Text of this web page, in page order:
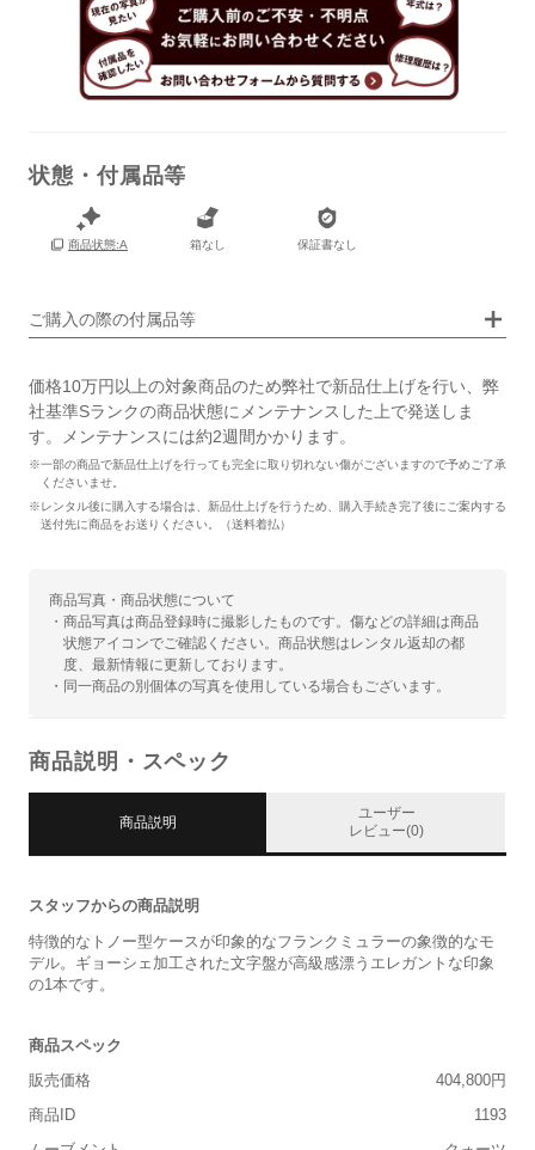
状態・付属品等
商品状態:A 箱なし 保証書なし
ご購入の際の付属品等
保証書
箱
価格10万円以上の対象商品のため弊社で新品仕上げを行い、弊
社基準Sランクの商品状態にメンテナンスした上で発送しま
す。メンテナンスには約2週間かかります。
※一部の商品で新品仕上げを行っても完全に取り切れない傷がございますので予めご了承
くださいませ。
※レンタル後に購入する場合は、新品仕上げを行うため、購入手続き完了後にご案内する
送付先に商品をお送りください。（送料着払）
商品写真・商品状態について
・商品写真は商品登録時に撮影したものです。傷などの詳細は商品
状態アイコンでご確認ください。商品状態はレンタル返却の都
度、最新情報に更新しております。
・同一商品の別個体の写真を使用している場合もございます。
商品説明・スペック
商品説明
ユーザー
レビュー(0)
スタッフからの商品説明
特徴的なトノー型ケースが印象的なフランクミュラーの象徴的なモ
デル。ギョーシェ加工された文字盤が高級感漂うエレガントな印象
の1本です。
商品スペック
販売価格
404,800円
商品ID
1193